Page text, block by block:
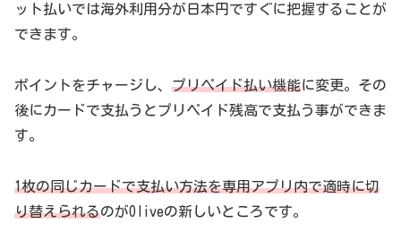
ット払いでは海外利用分が日本円ですぐに把握することが
できます。
ポイントをチャージし、 プリペイド払い機能に変更。その
後にカードで支払うとプリペイド残高で支払う事ができま
す。
1枚の同じカードで支払い方法を専用アプリ内で適時に切
り替えられるのがOliveの新しいところです。